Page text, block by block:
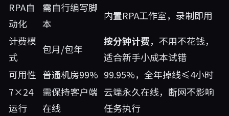
RPA自
动化
需自行编写脚
本
内置RPA工作室，录制即用
计费模
式
包月/包年
按分钟计费，不用不花钱，
适合新手小成本试错
可用性 普通机房99% 99.95%，全年掉线≤4小时
7×24
运行
需保持客户端
在线
云端永久在线，断网不影响
任务执行